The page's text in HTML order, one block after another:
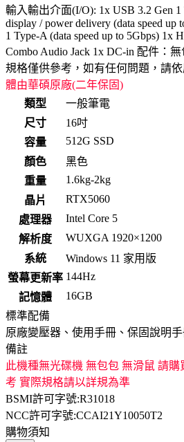
輸入輸出介面(I/O): 1x USB 3.2 Gen 1
display / power delivery (data speed up
1 Type-A (data speed up to 5Gbps) 1x
Combo Audio Jack 1x DC-in 配件：
規格僅供參考，如有任何問題，請
體由華碩原廠(二年保固)
類型
一般筆電
尺寸
16吋
容量
512G SSD
顏色
黑色
重量
1.6kg-2kg
晶片
RTX5060
處理器
Intel Core 5
解析度
WUXGA 1920×1200
系統
Windows 11 家用版
螢幕更新率 144Hz
記憶體
16GB
標準配備
原廠變壓器、使用手冊、保固說明
備註
此機種無光碟機 無包包 無滑鼠 請
考 實際規格請以詳規為準
BSMI許可字號:R31018
NCC許可字號:CCAI21Y10050T2
購物須知